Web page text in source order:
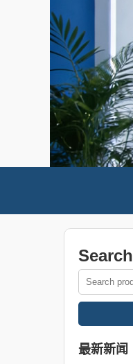
Search
最新新闻